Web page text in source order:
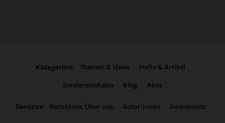
Kategorien: Themen & Ideen
Hefte & Artikel
Sonderprodukte
Blog Abos
Services: Redaktion: Über uns Autor:innen Downloads